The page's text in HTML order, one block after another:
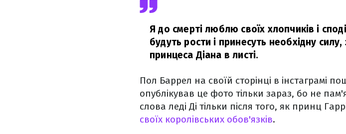
Я до смерті люблю своїх хлопчиків і
будуть рости і принесуть необхідну силу,
принцеса Діана в листі.
Пол Баррел на своїй сторінці в інстаграмі
опублікував це фото тільки зараз, бо не
слова леді Ді тільки після того, як принц
своїх королівських обов'язків.